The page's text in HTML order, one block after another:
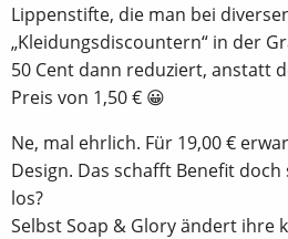
Lippenstifte, die man bei
„Kleidungsdiscountern“ in der
50 Cent dann reduziert, anstatt
Preis von 1,50 € 😀
Ne, mal ehrlich. Für 19,00 €
Design. Das schafft Benefit
los?
Selbst Soap & Glory ändert ihre